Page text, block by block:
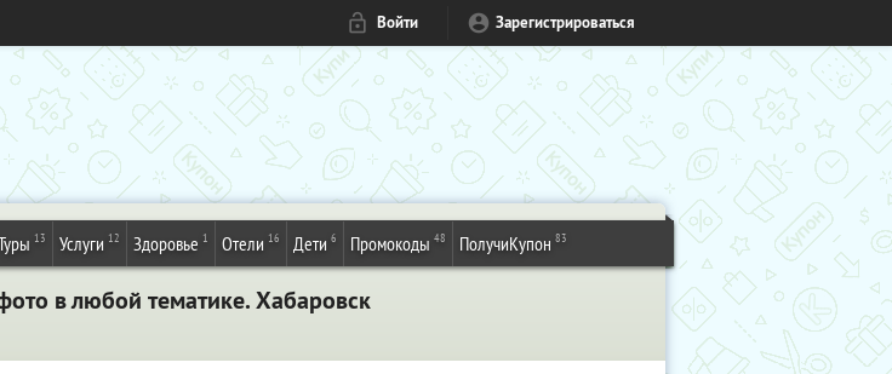
Войти Зарегистрироваться
13 Услуги 12 Здоровье 1 Отели 16 Дети 6 Промокоды 48 ПолучиКупон 83
в любой тематике. Хабаровск